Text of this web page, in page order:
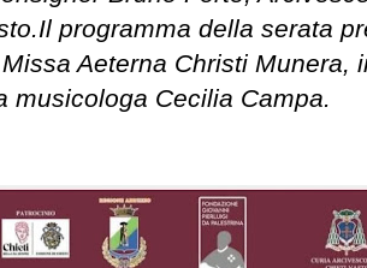
Il programma della serata
Aeterna Christi Munera,
musicologa Cecilia Campa.